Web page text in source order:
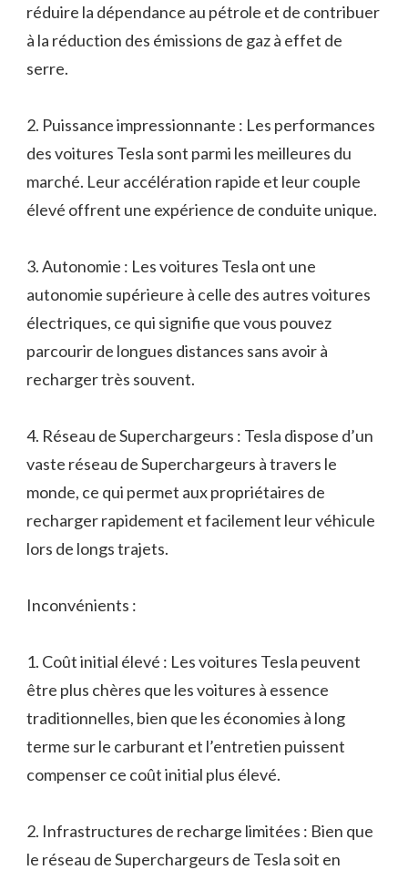
réduire la dépendance au pétrole et de contribuer
à la réduction des émissions de gaz à effet de
serre.
2. Puissance impressionnante : Les performances
des voitures Tesla sont parmi les meilleures du
marché. Leur accélération rapide et leur couple
élevé offrent une expérience de conduite unique.
3. Autonomie : Les voitures Tesla ont une
autonomie supérieure à celle des autres voitures
électriques, ce qui signifie que vous pouvez
parcourir de longues distances sans avoir à
recharger très souvent.
4. Réseau de Superchargeurs : Tesla dispose d’un
vaste réseau de Superchargeurs à travers le
monde, ce qui permet aux propriétaires de
recharger rapidement et facilement leur véhicule
lors de longs trajets.
Inconvénients :
1. Coût initial élevé : Les voitures Tesla peuvent
être plus chères que les voitures à essence
traditionnelles, bien que les économies à long
terme sur le carburant et l’entretien puissent
compenser ce coût initial plus élevé.
2. Infrastructures de recharge limitées : Bien que
le réseau de Superchargeurs de Tesla soit en